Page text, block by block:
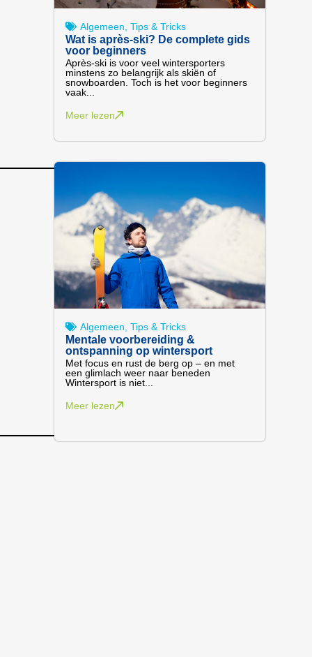
Algemeen ,Tips & Tricks
Wat is après-ski? De complete gids
voor beginners
Après-ski is voor veel wintersporters
minstens zo belangrijk als skiën of
snowboarden. Toch is het voor beginners
vaak...
Meer lezen
Algemeen ,Tips & Tricks
Mentale voorbereiding &
ontspanning op wintersport
Met focus en rust de berg op – en met
een glimlach weer naar beneden
Wintersport is niet...
Meer lezen